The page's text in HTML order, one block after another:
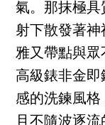
氣。那抹極
射下散發著
雅又帶點與眾
高級錶非金
感的洗鍊風格
且不隨波逐